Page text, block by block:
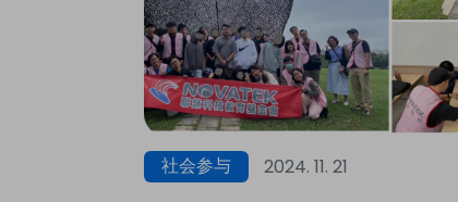
社会参与 2024. 11. 21